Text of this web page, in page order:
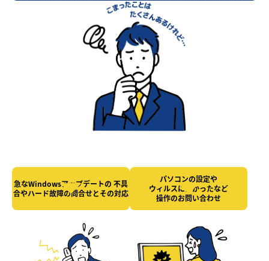
急なWindowsアップデートの 不具
合やハード故障の問合せとその対応
パソコンの設定や
ウィルスにかかったなど
操作のお問い合わせ